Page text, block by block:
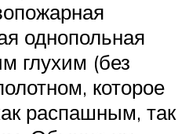
однопольная
глухим (без
которое
распашным, так